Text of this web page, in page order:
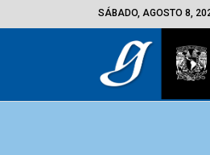
SÁBADO, AGOSTO 8,